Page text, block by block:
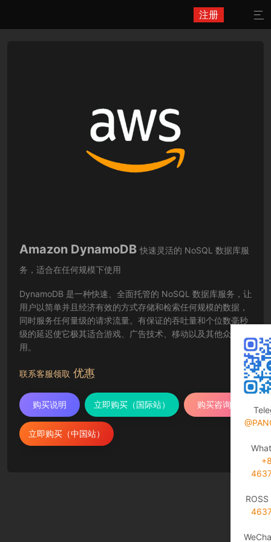
注册 
Amazon DynamoDB 快速灵活的 NoSQL 数据库服
务，适合在任何规模下使用
DynamoDB 是一种快速、全面托管的 NoSQL 数据库服务，让
用户以简单并且经济有效的方式存储和检索任何规模的数据，
同时服务任何量级的请求流量。有保证的吞吐量和个位数毫秒
级的延迟使它极其适合游戏、广告技术、移动以及其他众多应
用。
联系客服领取 优惠
购买说明 立即购买（国际站） 购买咨询
立即购买（中国站）